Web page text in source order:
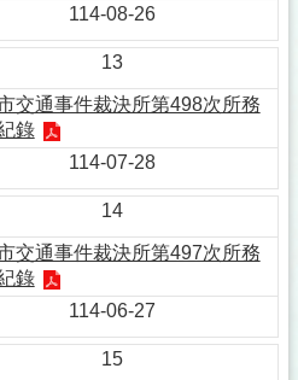
114-08-26
13
交通事件裁決所第498次所務
錄
114-07-28
14
交通事件裁決所第497次所務
錄
114-06-27
15